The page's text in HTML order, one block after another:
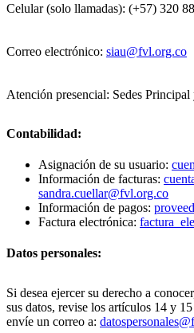
Celular (solo llamadas): (+57) 320
Correo electrónico: siau@fvl.org.co
Atención presencial: Sedes
Contabilidad:
Asignación de su usuario:
Información de facturas:
sandra.cuellar@fvl.org.co
Información de pagos:
Factura electrónica:
Datos personales:
Si desea ejercer su derecho a
sus datos, revise los artículos 14 y
envíe un correo a: